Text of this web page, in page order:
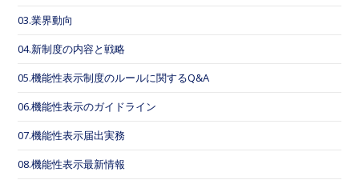
03.業界動向
04.新制度の内容と戦略
05.機能性表示制度のルールに関するQ&A
06.機能性表示のガイドライン
07.機能性表示届出実務
08.機能性表示最新情報